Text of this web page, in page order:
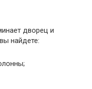
дворец и
найдете: